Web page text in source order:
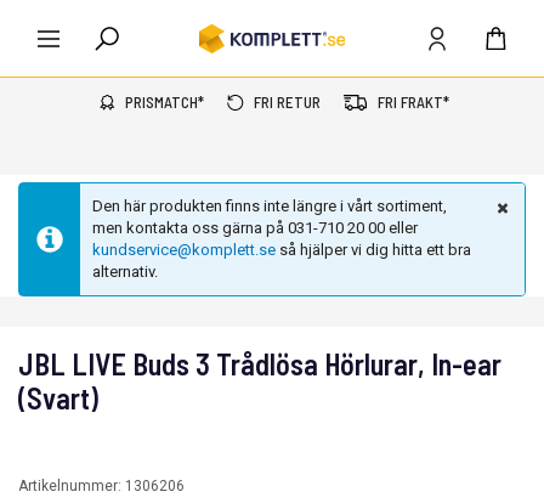
PRISMATCH* FRI RETUR FRI FRAKT*
Den här produkten finns inte längre i vårt sortiment,
men kontakta oss gärna på 031-710 20 00 eller
kundservice@komplett.se så hjälper vi dig hitta ett bra
alternativ.
JBL LIVE Buds 3 Trådlösa Hörlurar, In-ear
(Svart)
Artikelnummer: 1306206